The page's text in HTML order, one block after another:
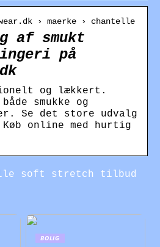
› maerke › chantelle
af smukt
på
og lækkert.
smukke og
Se det store udvalg
Køb online med hurtig
soft stretch tilbud
BOLIG